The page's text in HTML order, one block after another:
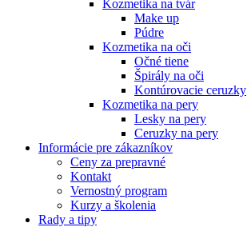
Kozmetika na tvár
Make up
Púdre
Kozmetika na oči
Očné tiene
Špirály na oči
Kontúrovacie ceruzky
Kozmetika na pery
Lesky na pery
Ceruzky na pery
Informácie pre zákazníkov
Ceny za prepravné
Kontakt
Vernostný program
Kurzy a školenia
Rady a tipy